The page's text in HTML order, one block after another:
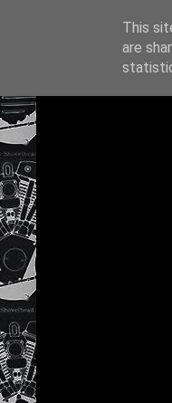
This
are